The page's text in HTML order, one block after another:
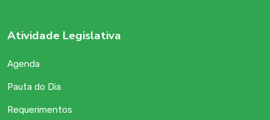
Atividade Legislativa
Agenda
Pauta do Dia
Requerimentos